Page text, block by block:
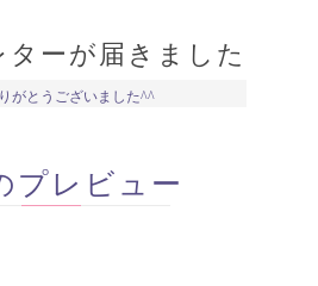
ターが届きました
がとうございました^^
プレビュー